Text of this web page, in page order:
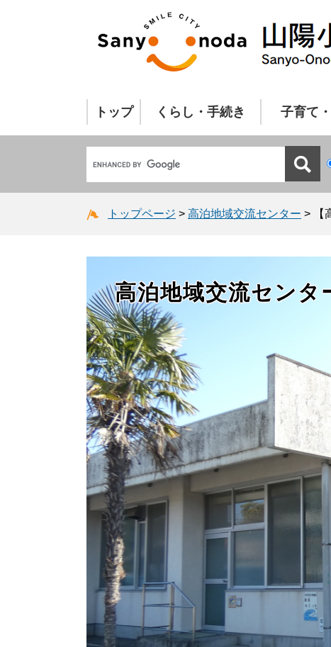
トップ くらし・手続き 子育て
トップページ > 高泊地域交流センター >
高泊地域交流センタ